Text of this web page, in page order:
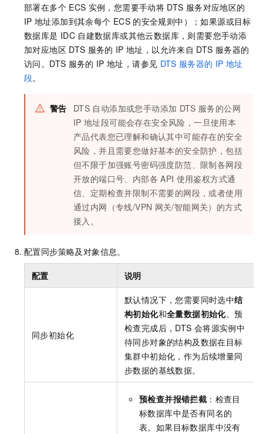
部署在多个 ECS 实例，您需要手动将 DTS 服务对应地区的
IP 地址添加到其余每个 ECS 的安全规则中）；如果源或目标
数据库是 IDC 自建数据库或其他云数据库，则需要您手动添
加对应地区 DTS 服务的 IP 地址，以允许来自 DTS 服务器的
访问。DTS 服务的 IP 地址，请参见 DTS 服务器的 IP 地址
段。
警告 DTS 自动添加或您手动添加 DTS 服务的公网
IP 地址段可能会存在安全风险，一旦使用本
产品代表您已理解和确认其中可能存在的安全
风险，并且需要您做好基本的安全防护，包括
但不限于加强账号密码强度防范、限制各网段
开放的端口号、内部各 API 使用鉴权方式通
信、定期检查并限制不需要的网段，或者使用
通过内网（专线/VPN 网关/智能网关）的方式
接入。
配置同步策略及对象信息。
配置 说明
同步初始化
默认情况下，您需要同时选中结
构初始化和全量数据初始化。预
检查完成后，DTS 会将源实例中
待同步对象的结构及数据在目标
集群中初始化，作为后续增量同
步数据的基线数据。
预检查并报错拦截 ：检查目
标数据库中是否有同名的
表。如果目标数据库中没有